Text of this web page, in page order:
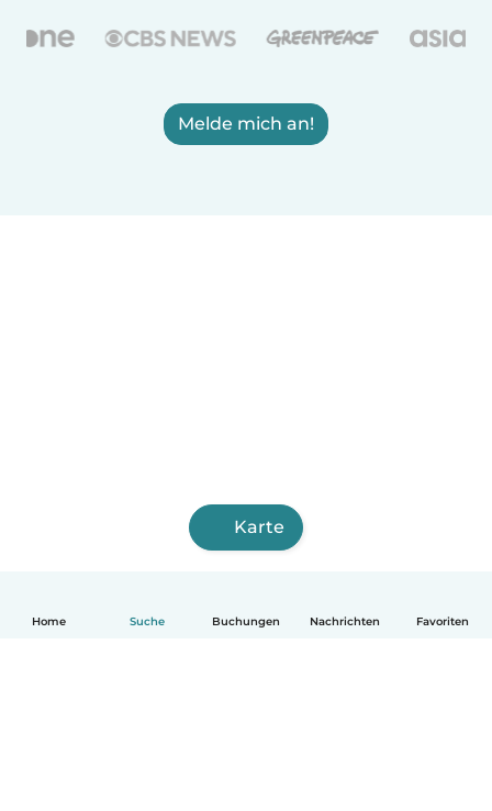
Home Suche Buchungen Nachrichten Favoriten
Melde mich an!
Karte